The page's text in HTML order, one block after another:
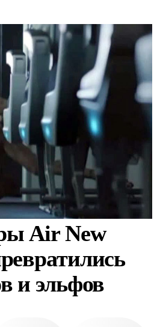
Air New
и эльфов